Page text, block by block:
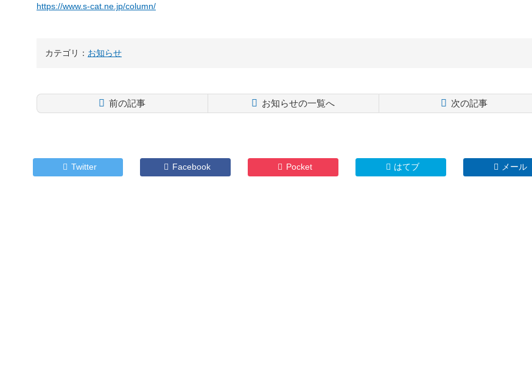
https://www.s-cat.ne.jp/column/
カテゴリ： お知らせ
前の記事 お知らせの一覧へ 次の記事
Twitter Facebook Pocket はてブ メール